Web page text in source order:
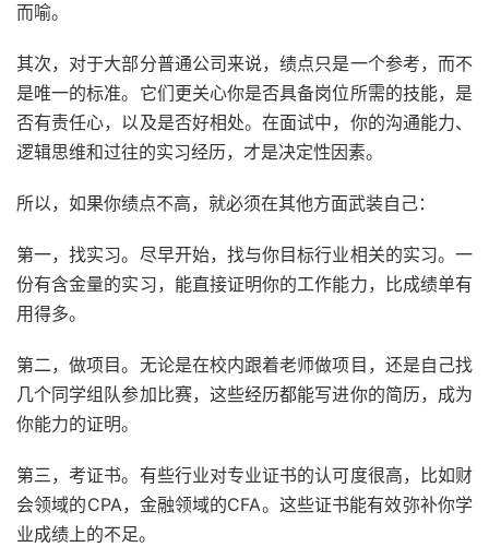
而喻。
其次，对于大部分普通公司来说，绩点只是一个参考，而不
是唯一的标准。它们更关心你是否具备岗位所需的技能，是
否有责任心，以及是否好相处。在面试中，你的沟通能力、
逻辑思维和过往的实习经历，才是决定性因素。
所以，如果你绩点不高，就必须在其他方面武装自己：
第一，找实习。尽早开始，找与你目标行业相关的实习。一
份有含金量的实习，能直接证明你的工作能力，比成绩单有
用得多。
第二，做项目。无论是在校内跟着老师做项目，还是自己找
几个同学组队参加比赛，这些经历都能写进你的简历，成为
你能力的证明。
第三，考证书。有些行业对专业证书的认可度很高，比如财
会领域的CPA，金融领域的CFA。这些证书能有效弥补你学
业成绩上的不足。